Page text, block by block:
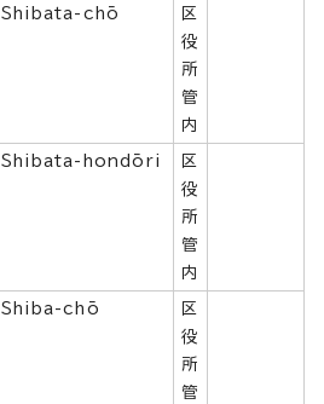
Shibata-chō
区
役
所
管
内
Shibata-hondōri
区
役
所
管
内
Shiba-chō
区
役
所
管